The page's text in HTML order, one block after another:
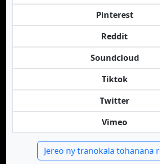
Pinterest
Reddit
Soundcloud
Tiktok
Twitter
Vimeo
Jereo ny tranokala tohanana